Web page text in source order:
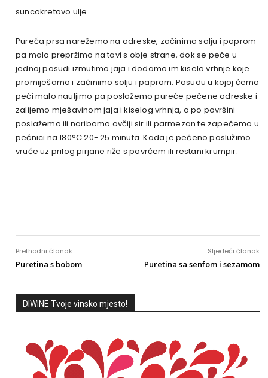
suncokretovo ulje
Pureća prsa narežemo na odreske, začinimo solju i paprom
pa malo prepržimo na tavi s obje strane, dok se peče u
jednoj posudi izmutimo jaja i dodamo im kiselo vrhnje koje
promiješamo i začinimo solju i paprom. Posudu u kojoj ćemo
peći malo nauljimo pa poslažemo pureće pečene odreske i
zalijemo mješavinom jaja i kiselog vrhnja, a po površini
poslažemo ili naribamo ovčiji sir ili parmezan te zapečemo u
pečnici na 180°C 20- 25 minuta. Kada je pečeno poslužimo
vruće uz prilog pirjane riže s povrćem ili restani krumpir.
Prethodni članak
Puretina s bobom
Sljedeći članak
Puretina sa senfom i sezamom
DIWINE Tvoje vinsko mjesto!